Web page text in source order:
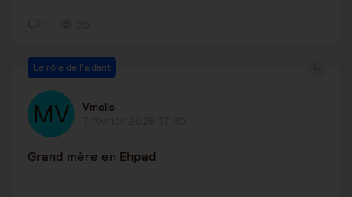
Le rôle de l'aidant
Vmells
Grand mère en Ehpad